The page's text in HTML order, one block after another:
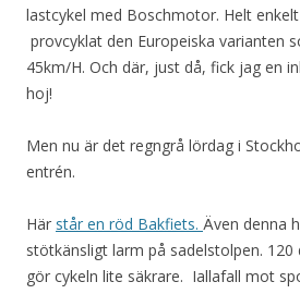
lastcykel med Boschmotor. Helt
provcyklat den Europeiska varianten
45km/H. Och där, just då, fick jag en
hoj!
Men nu är det regngrå lördag i
entrén.
Här står en röd Bakfiets. Även denna
stötkänsligt larm på sadelstolpen. 120
gör cykeln lite säkrare. Iallafall mot